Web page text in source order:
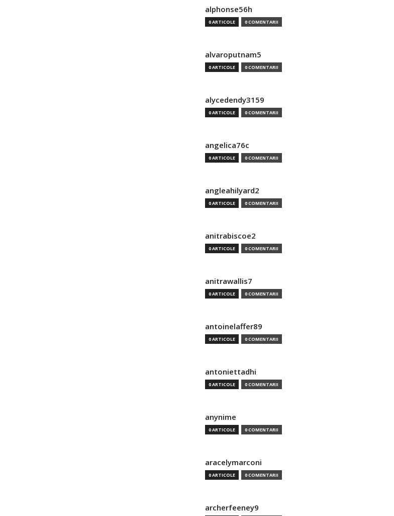
alphonse56h
0 ARTICOLE 0 COMENTARII
alvaroputnam5
0 ARTICOLE 0 COMENTARII
alycedendy3159
0 ARTICOLE 0 COMENTARII
angelica76c
0 ARTICOLE 0 COMENTARII
angleahilyard2
0 ARTICOLE 0 COMENTARII
anitrabiscoe2
0 ARTICOLE 0 COMENTARII
anitrawallis7
0 ARTICOLE 0 COMENTARII
antoinelaffer89
0 ARTICOLE 0 COMENTARII
antoniettadhi
0 ARTICOLE 0 COMENTARII
anynime
0 ARTICOLE 0 COMENTARII
aracelymarconi
0 ARTICOLE 0 COMENTARII
archerfeeney9